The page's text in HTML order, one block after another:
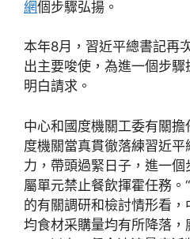
網個步驟弘揚。
本年8月，習近平總書記再
出主要唆使，為進一個步
明白請求。
中心和國度機關工委有關
度機關當真貫徹落練習近
力，帶頭過緊日子，進一
屬單元禁止餐飲揮霍任務。
的有關調研和檢討情形看
均食材采購量均有所降落